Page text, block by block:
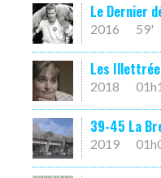
Le Dernier
2016 59'
Les
2018
39-45 La
2019